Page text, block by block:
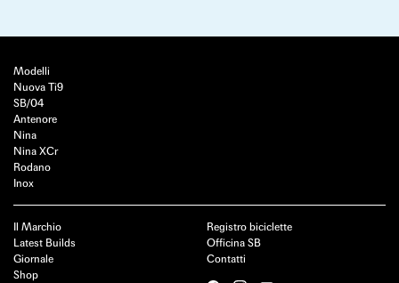
Modelli
Nuova Ti9
SB/04
Antenore
Nina
Nina XCr
Rodano
Inox
Il Marchio
Latest Builds
Giornale
Shop
Registro biciclette
Officina SB
Contatti